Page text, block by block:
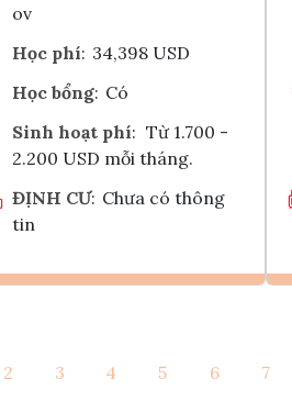
ov
Học phí: 34,398 USD
Học bổng: Có
Sinh hoạt phí: Từ 1.700 -
2.200 USD mỗi tháng.
ĐỊNH CƯ: Chưa có thông
tin
Tham vấn Interlink
2 3 4 5 6 7